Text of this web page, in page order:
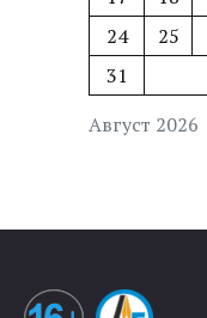
Август 2026
24
25
31